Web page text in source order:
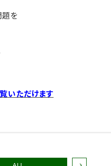
を
いただけます